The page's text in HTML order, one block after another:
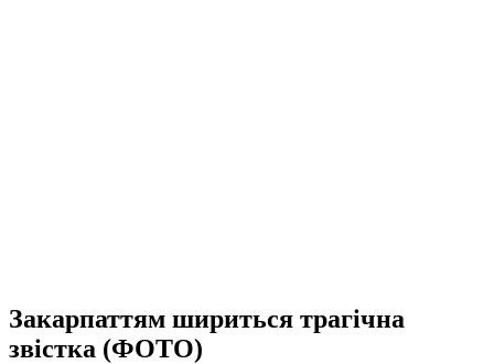
Закарпаттям шириться трагічна
звістка (ФОТО)